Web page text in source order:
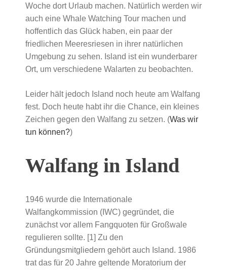
Woche dort Urlaub machen. Natürlich werden wir
auch eine Whale Watching Tour machen und
hoffentlich das Glück haben, ein paar der
friedlichen Meeresriesen in ihrer natürlichen
Umgebung zu sehen. Island ist ein wunderbarer
Ort, um verschiedene Walarten zu beobachten.
Leider hält jedoch Island noch heute am Walfang
fest. Doch heute habt ihr die Chance, ein kleines
Zeichen gegen den Walfang zu setzen. (Was wir
tun können?)
Walfang in Island
1946 wurde die Internationale
Walfangkommission (IWC) gegründet, die
zunächst vor allem Fangquoten für Großwale
regulieren sollte. [1] Zu den
Gründungsmitgliedern gehört auch Island. 1986
trat das für 20 Jahre geltende Moratorium der